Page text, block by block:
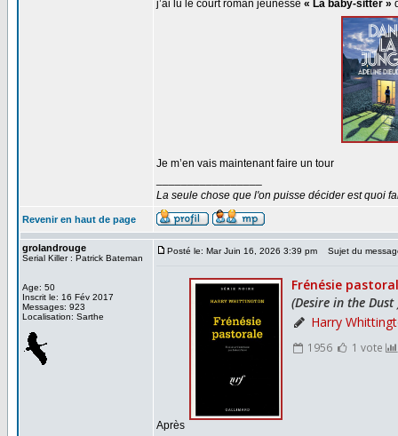
j’ai lu le court roman jeunesse « La baby-sitter »
Je m’en vais maintenant faire un tour
La seule chose que l'on puisse décider est quoi
Revenir en haut de page
grolandrouge
Serial Killer : Patrick Bateman
Age: 50
Inscrit le: 16 Fév 2017
Messages: 923
Localisation: Sarthe
Posté le: Mar Juin 16, 2026 3:39 pm Sujet du
Après